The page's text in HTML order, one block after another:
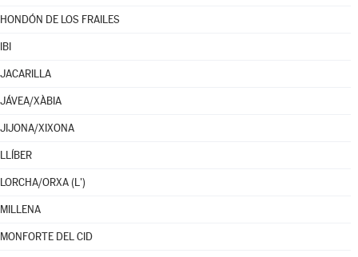
HONDÓN DE LOS FRAILES
IBI
JACARILLA
JÁVEA/XÀBIA
JIJONA/XIXONA
LLÍBER
LORCHA/ORXA (L')
MILLENA
MONFORTE DEL CID